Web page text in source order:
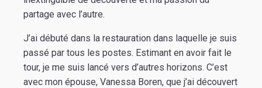
partage avec l’autre.
J’ai débuté dans la restauration dans laquelle je suis
passé par tous les postes. Estimant en avoir fait le
tour, je me suis lancé vers d’autres horizons. C’est
avec mon épouse, Vanessa Boren, que j’ai découvert